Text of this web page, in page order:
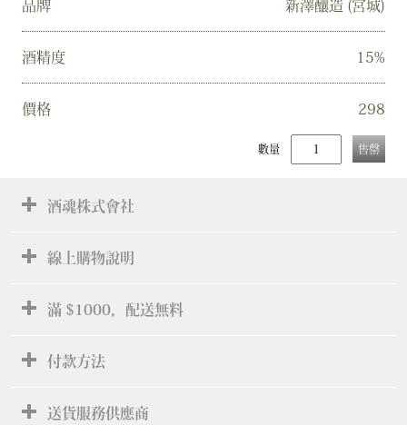
數量 售罄
品牌 新澤釀造 (宮城)
酒精度 15%
價格 298
酒魂株式會社
線上購物說明
滿 $1000，配送無料
付款方法
送貨服務供應商